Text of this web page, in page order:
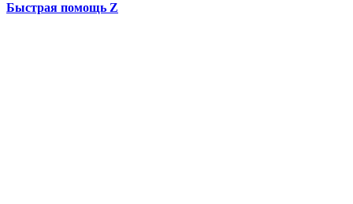
Быстрая помощь Z